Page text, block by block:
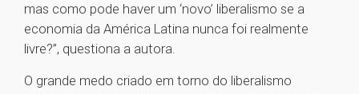
mas como pode haver um ‘novo’ liberalismo se a
economia da América Latina nunca foi realmente
livre?”, questiona a autora.
O grande medo criado em torno do liberalismo